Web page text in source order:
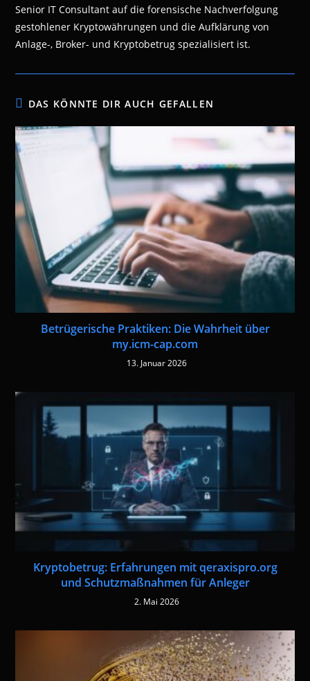
Senior IT Consultant auf die forensische Nachverfolgung
gestohlener Kryptowährungen und die Aufklärung von
Anlage-, Broker- und Kryptobetrug spezialisiert ist.
DAS KÖNNTE DIR AUCH GEFALLEN
Betrügerische Praktiken: Die Wahrheit über
my.icm-cap.com
13. Januar 2026
Kryptobetrug: Erfahrungen mit qeraxispro.org
und Schutzmaßnahmen für Anleger
2. Mai 2026